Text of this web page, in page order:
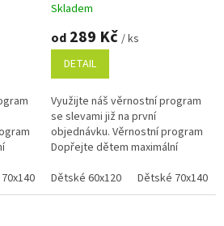
Skladem
od 289 Kč / ks
DETAIL
Využijte náš věrnostní program
se slevami již na první
objednávku. Věrnostní program
Dopřejte dětem maximální
prostěradlem, které je díky
vysoké...
Dětské 60x120 Dětské 70x140